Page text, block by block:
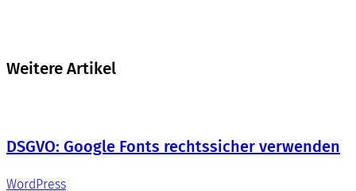
Weitere Artikel
DSGVO: Google Fonts rechtssicher verwenden
WordPress